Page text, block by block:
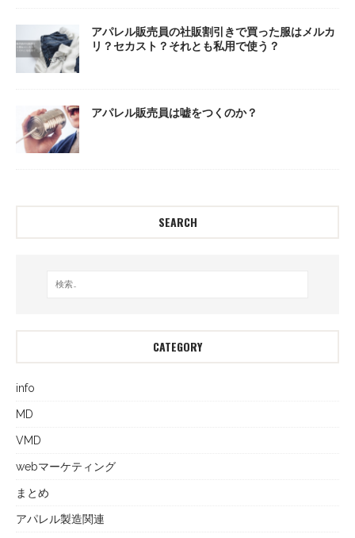
アパレル販売員の社販割引きで買った服はメルカ
リ？セカスト？それとも私用で使う？
アパレル販売員は嘘をつくのか？
SEARCH
CATEGORY
info
MD
VMD
webマーケティング
まとめ
アパレル製造関連